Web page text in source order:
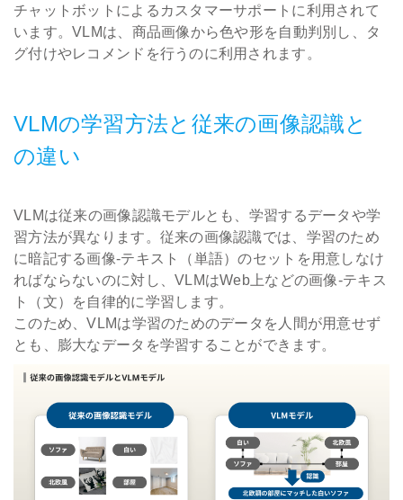
チャットボットによるカスタマーサポートに利用されて
います。VLMは、商品画像から色や形を自動判別し、タ
グ付けやレコメンドを行うのに利用されます。
VLMの学習方法と従来の画像認識と
の違い
VLMは従来の画像認識モデルとも、学習するデータや学
習方法が異なります。従来の画像認識では、学習のため
に暗記する画像-テキスト（単語）のセットを用意しなけ
ればならないのに対し、VLMはWeb上などの画像-テキス
ト（文）を自律的に学習します。
このため、VLMは学習のためのデータを人間が用意せず
とも、膨大なデータを学習することができます。